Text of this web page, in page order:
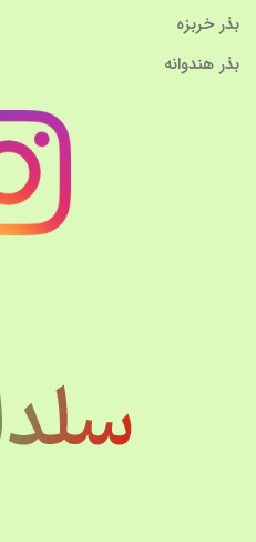
بذر خربزه
بذر هندوانه